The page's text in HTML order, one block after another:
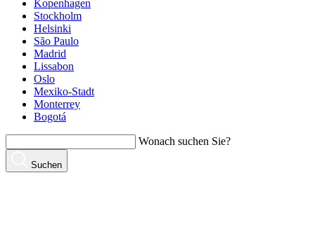
Kopenhagen
Stockholm
Helsinki
São Paulo
Madrid
Lissabon
Oslo
Mexiko-Stadt
Monterrey
Bogotá
Wonach suchen Sie?
Suchen